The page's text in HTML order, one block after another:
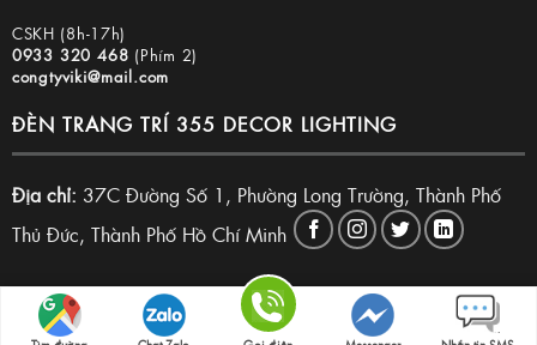
CSKH (8h-17h)
0933 320 468 (Phím 2)
congtyviki@mail.com
ĐÈN TRANG TRÍ 355 DECOR LIGHTING
Địa chỉ: 37C Đường Số 1, Phường Long Trường, Thành Phố
Thủ Đức, Thành Phố Hồ Chí Minh
Copyright 2026 © Đèn trang trí 355 Decor